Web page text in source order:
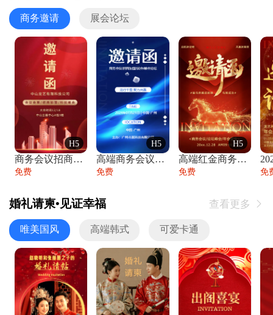
商务邀请 展会论坛
H5
商务会议招商展会科技峰会邀请函年会邀请
免费
H5
高端商务会议招商加盟展会峰会论坛邀请函
免费
H5
高端红金商务会议年会年终盛典答谢邀请函
免费 免
婚礼请柬•见证幸福 查看更多 
唯美国风 高端韩式 可爱卡通